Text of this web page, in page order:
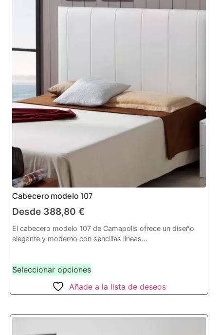
Cabecero modelo 107
Desde 388,80 €
El cabecero modelo 107 de Camapolis ofrece un diseño
elegante y moderno con sencillas líneas...
Seleccionar opciones
Añade a la lista de deseos